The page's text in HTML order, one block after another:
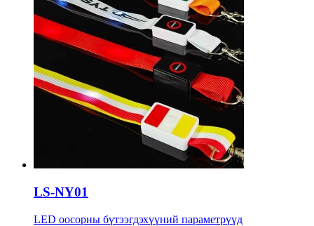
LS-NY01
LED оосорны бүтээгдэхүүний параметрүүд